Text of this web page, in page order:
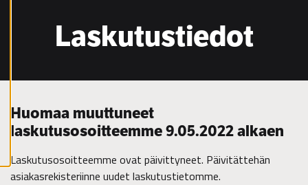
evästeasetuksia
kaikki
Hyväksy
kaikki
evästeet
Laskutustiedot
Huomaa muuttuneet
laskutusosoitteemme 9.05.2022 alkaen
Laskutusosoitteemme ovat päivittyneet. Päivitättehän
asiakasrekisteriinne uudet laskutustietomme.